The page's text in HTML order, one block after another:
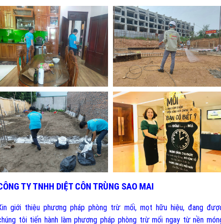
TY TNHH DIỆT CÔN TRÙNG SAO MAI
giới thiệu phương pháp phòng trừ mối, mọt hữu hiệu, đang
tôi tiến hành làm phương pháp phòng trừ mối ngay từ nền